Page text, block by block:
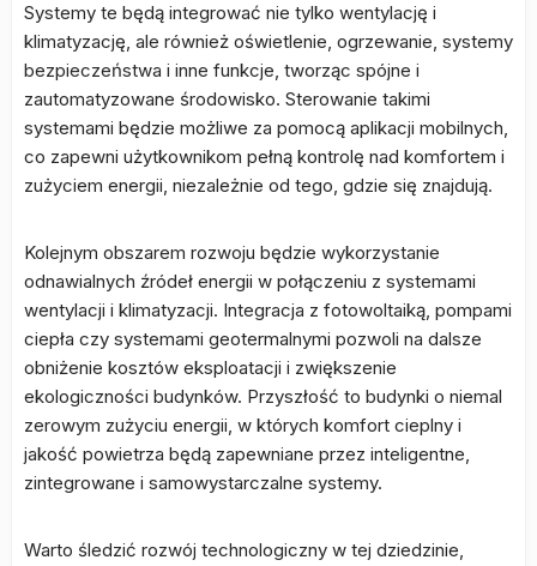
Systemy te będą integrować nie tylko wentylację i
klimatyzację, ale również oświetlenie, ogrzewanie, systemy
bezpieczeństwa i inne funkcje, tworząc spójne i
zautomatyzowane środowisko. Sterowanie takimi
systemami będzie możliwe za pomocą aplikacji mobilnych,
co zapewni użytkownikom pełną kontrolę nad komfortem i
zużyciem energii, niezależnie od tego, gdzie się znajdują.
Kolejnym obszarem rozwoju będzie wykorzystanie
odnawialnych źródeł energii w połączeniu z systemami
wentylacji i klimatyzacji. Integracja z fotowoltaiką, pompami
ciepła czy systemami geotermalnymi pozwoli na dalsze
obniżenie kosztów eksploatacji i zwiększenie
ekologiczności budynków. Przyszłość to budynki o niemal
zerowym zużyciu energii, w których komfort cieplny i
jakość powietrza będą zapewniane przez inteligentne,
zintegrowane i samowystarczalne systemy.
Warto śledzić rozwój technologiczny w tej dziedzinie,